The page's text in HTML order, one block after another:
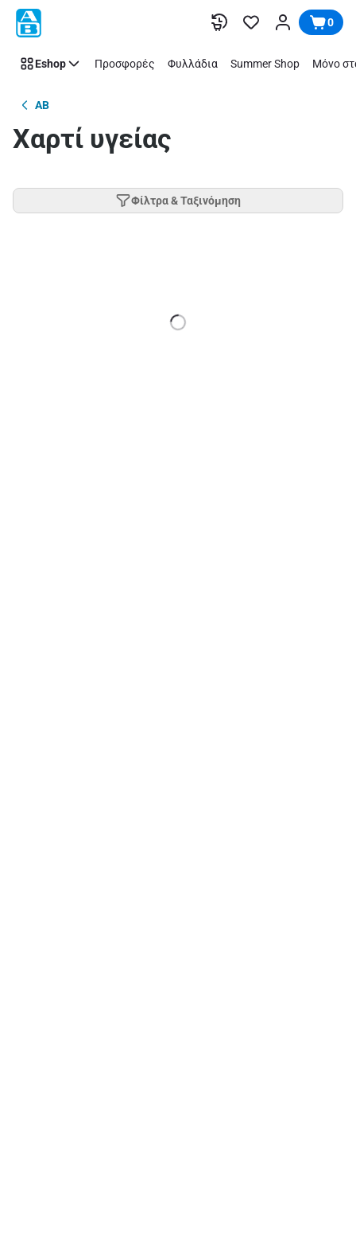
Παράλειψη 0
Eshop Προσφορές Φυλλάδια Summer Shop Μόνο
AB
Χαρτί υγείας
Φίλτρα & Ταξινόμηση